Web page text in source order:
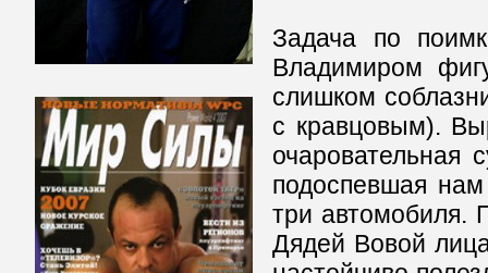
Задача по
Владимиром
слишком
с кравцовым).
очаровательная
подоспевшая
три автомобиля.
Дядей Вовой